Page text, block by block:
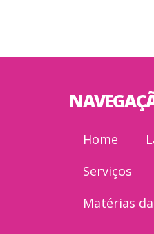
Home
Serviços
Matérias